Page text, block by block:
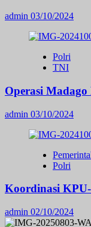
admin 03/10/2024
Polri
TNI
Operasi
admin 03/10/2024
Polri
Koordinasi
admin 02/10/2024